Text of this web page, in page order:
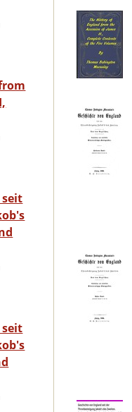
seit
seit